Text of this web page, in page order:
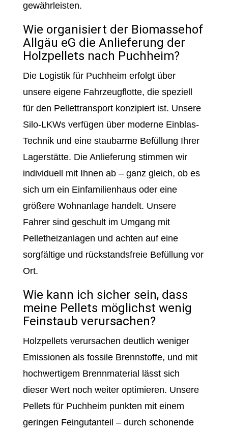
gewährleisten.
Wie organisiert der Biomassehof
Allgäu eG die Anlieferung der
Holzpellets nach Puchheim?
Die Logistik für Puchheim erfolgt über
unsere eigene Fahrzeugflotte, die speziell
für den Pellettransport konzipiert ist. Unsere
Silo-LKWs verfügen über moderne Einblas-
Technik und eine staubarme Befüllung Ihrer
Lagerstätte. Die Anlieferung stimmen wir
individuell mit Ihnen ab – ganz gleich, ob es
sich um ein Einfamilienhaus oder eine
größere Wohnanlage handelt. Unsere
Fahrer sind geschult im Umgang mit
Pelletheizanlagen und achten auf eine
sorgfältige und rückstandsfreie Befüllung vor
Ort.
Wie kann ich sicher sein, dass
meine Pellets möglichst wenig
Feinstaub verursachen?
Holzpellets verursachen deutlich weniger
Emissionen als fossile Brennstoffe, und mit
hochwertigem Brennmaterial lässt sich
dieser Wert noch weiter optimieren. Unsere
Pellets für Puchheim punkten mit einem
geringen Feingutanteil – durch schonende